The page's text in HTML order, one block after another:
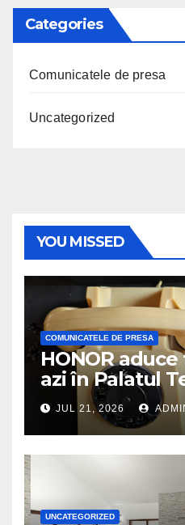
Categories
Comunicatele de presa
Uncategorized
YOU MISSED
COMUNICATELE DE PRESA
HONOR
azi în Palatul
JUL 21, 2026
UNCATEGORIZED